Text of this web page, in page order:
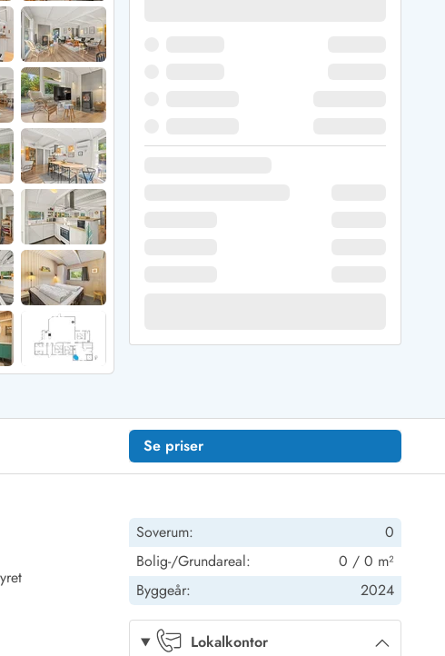
Hede
Klit
Strand
Husby
Se priser
Soverum:
0
Bolig-/Grundareal:
0 / 0 m²
Byggeår:
2024
Lokalkontor